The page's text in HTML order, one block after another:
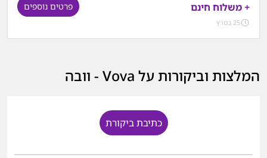
+ משלוח חינם
25 במרץ
פרטים נוספים
המלצות וביקורות על Vova - וובה
כתיבת ביקורת